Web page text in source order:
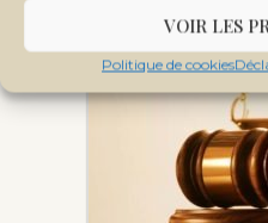
VOIR LES
Politique de cookies
tentative de